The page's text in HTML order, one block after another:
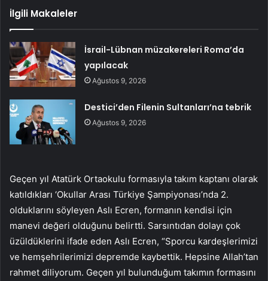
İlgili Makaleler
İsrail-Lübnan müzakereleri Roma’da
yapılacak
Ağustos 9, 2026
Destici’den Filenin Sultanları’na tebrik
Ağustos 9, 2026
Geçen yıl Atatürk Ortaokulu formasıyla takım kaptanı olarak
katıldıkları ‘Okullar Arası Türkiye Şampiyonası’nda 2.
olduklarını söyleyen Aslı Ecren, formanın kendisi için
manevi değeri olduğunu belirtti. Sarsıntıdan dolayı çok
üzüldüklerini ifade eden Aslı Ecren, “Sporcu kardeşlerimizi
ve hemşehrilerimizi depremde kaybettik. Hepsine Allah’tan
rahmet diliyorum. Geçen yıl bulunduğum takımın formasını